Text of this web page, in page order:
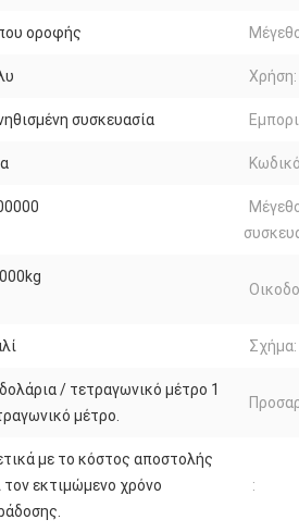
οροφής
Χρήση:
συσκευασία
Σχήμα:
/ τετραγωνικό μέτρο 1
μέτρο.
με το κόστος αποστολής
τον εκτιμώμενο χρόνο
: